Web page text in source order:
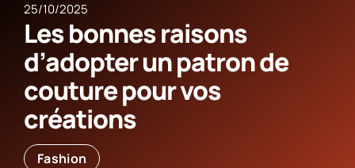
25/10/2025
Les bonnes raisons
d’adopter un patron de
couture pour vos
créations
Fashion